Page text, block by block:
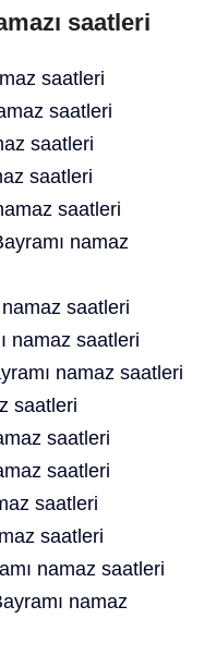
saatleri
saatleri
saatleri
saatleri
saatleri
saatleri
namaz
saatleri
namaz saatleri
namaz saatleri
saatleri
saatleri
saatleri
saatleri
saatleri
namaz saatleri
namaz